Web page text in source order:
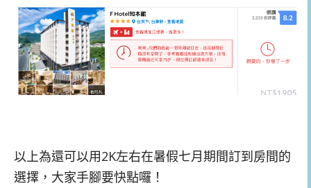
以上為還可以用2K左右在暑假七月期間訂到房間的
選擇，大家手腳要快點囉！